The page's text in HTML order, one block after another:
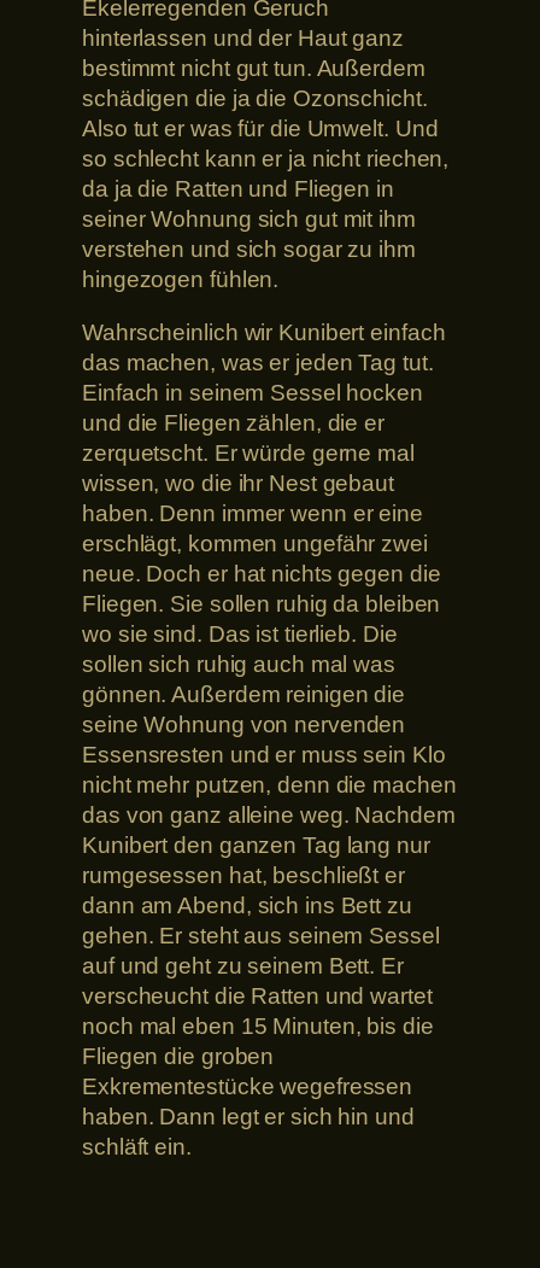
Ekelerregenden Geruch
hinterlassen und der Haut ganz
bestimmt nicht gut tun. Außerdem
schädigen die ja die Ozonschicht.
Also tut er was für die Umwelt. Und
so schlecht kann er ja nicht riechen,
da ja die Ratten und Fliegen in
seiner Wohnung sich gut mit ihm
verstehen und sich sogar zu ihm
hingezogen fühlen.
Wahrscheinlich wir Kunibert einfach
das machen, was er jeden Tag tut.
Einfach in seinem Sessel hocken
und die Fliegen zählen, die er
zerquetscht. Er würde gerne mal
wissen, wo die ihr Nest gebaut
haben. Denn immer wenn er eine
erschlägt, kommen ungefähr zwei
neue. Doch er hat nichts gegen die
Fliegen. Sie sollen ruhig da bleiben
wo sie sind. Das ist tierlieb. Die
sollen sich ruhig auch mal was
gönnen. Außerdem reinigen die
seine Wohnung von nervenden
Essensresten und er muss sein Klo
nicht mehr putzen, denn die machen
das von ganz alleine weg. Nachdem
Kunibert den ganzen Tag lang nur
rumgesessen hat, beschließt er
dann am Abend, sich ins Bett zu
gehen. Er steht aus seinem Sessel
auf und geht zu seinem Bett. Er
verscheucht die Ratten und wartet
noch mal eben 15 Minuten, bis die
Fliegen die groben
Exkrementestücke wegefressen
haben. Dann legt er sich hin und
schläft ein.